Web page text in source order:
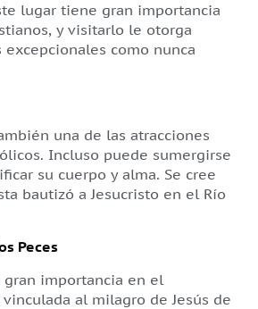
lugar tiene gran importancia
y visitarlo le otorga
como nunca
una de las atracciones
Incluso puede sumergirse
su cuerpo y alma. Se cree
bautizó a Jesucristo en el Río
Peces
gran importancia en el
al milagro de Jesús de